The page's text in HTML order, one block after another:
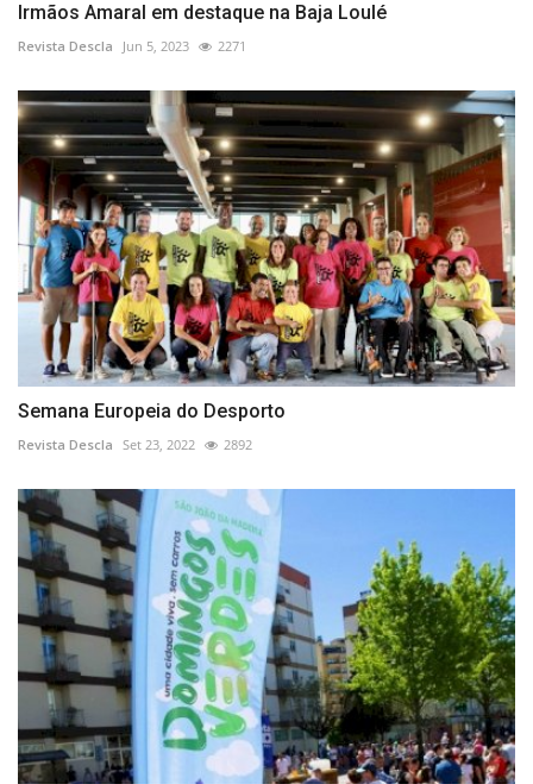
Irmãos Amaral em destaque na Baja Loulé
Revista Descla Jun 5, 2023 2271
Semana Europeia do Desporto
Revista Descla Set 23, 2022 2892